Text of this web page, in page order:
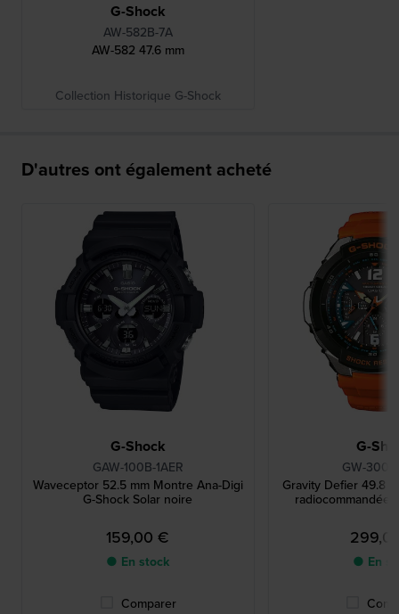
G-Shock
AW-582B-7A
AW-582 47.6 mm
Collection Historique G-Shock
D'autres ont également acheté
G-Shock
GAW-100B-1AER
Waveceptor 52.5 mm Montre Ana-Digi
G-Shock Solar noire
159,00 €
● En stock
Comparer
G-
GW-
Gravity Defier 49.8
radiocommandée
● En